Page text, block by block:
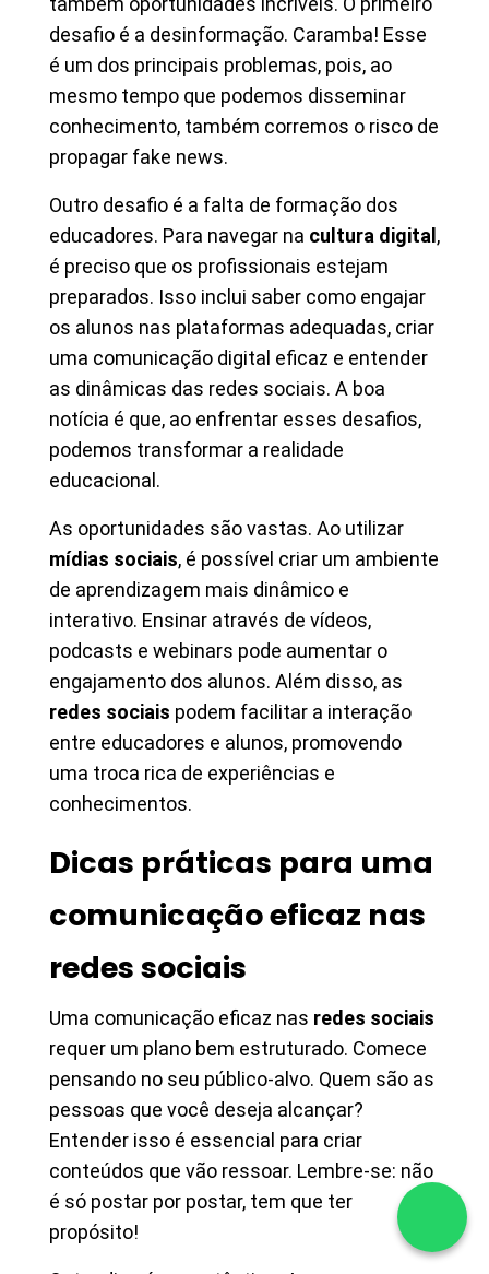
desafio é a desinformação. Caramba! Esse
é um dos principais problemas, pois, ao
mesmo tempo que podemos disseminar
conhecimento, também corremos o risco de
propagar fake news.
Outro desafio é a falta de formação dos
educadores. Para navegar na cultura digital ,
é preciso que os profissionais estejam
preparados. Isso inclui saber como engajar
os alunos nas plataformas adequadas, criar
uma comunicação digital eficaz e entender
as dinâmicas das redes sociais. A boa
notícia é que, ao enfrentar esses desafios,
podemos transformar a realidade
educacional.
As oportunidades são vastas. Ao utilizar
mídias sociais, é possível criar um ambiente
de aprendizagem mais dinâmico e
interativo. Ensinar através de vídeos,
podcasts e webinars pode aumentar o
engajamento dos alunos. Além disso, as
redes sociais podem facilitar a interação
entre educadores e alunos, promovendo
uma troca rica de experiências e
conhecimentos.
Dicas práticas para uma
comunicação eficaz nas
redes sociais
Uma comunicação eficaz nas redes sociais
requer um plano bem estruturado. Comece
pensando no seu público-alvo. Quem são as
pessoas que você deseja alcançar?
Entender isso é essencial para criar
conteúdos que vão ressoar. Lembre-se: não
é só postar por postar, tem que ter
propósito!